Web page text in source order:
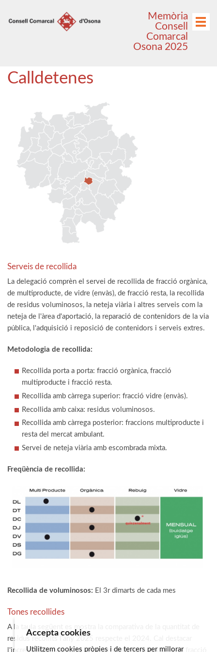
Menú
Memòria
Consell
Comarcal
Osona 2025
Calldetenes
Serveis de recollida
La delegació comprèn el servei de recollida de fracció orgànica,
de multiproducte, de vidre (envàs), de fracció resta, la recollida
de residus voluminosos, la neteja viària i altres serveis com la
neteja de l'àrea d'aportació, la reparació de contenidors de la via
pública, l'adquisició i reposició de contenidors i serveis extres.
Metodologia de recollida:
Recollida porta a porta: fracció orgànica, fracció
multiproducte i fracció resta.
Recollida amb càrrega superior: fracció vidre (envàs).
Recollida amb caixa: residus voluminosos.
Recollida amb càrrega posterior: fraccions multiproducte i
resta del mercat ambulant.
Servei de neteja viària amb escombrada mixta.
Freqüència de recollida:
Recollida de voluminosos: El 3r dimarts de cada mes
Tones recollides
A la taula següent es mostra la comparativa de la quantitat de
residus recollits l'any 2025 respecte el 2024. Cal destacar
l'increment de la fracció resta, en menys proporció de la fracció
Accepta cookies
Utilitzem cookies pròpies i de tercers per millorar